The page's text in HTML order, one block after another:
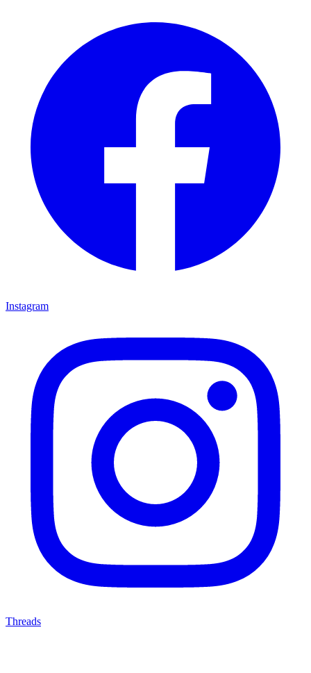
Instagram
Threads